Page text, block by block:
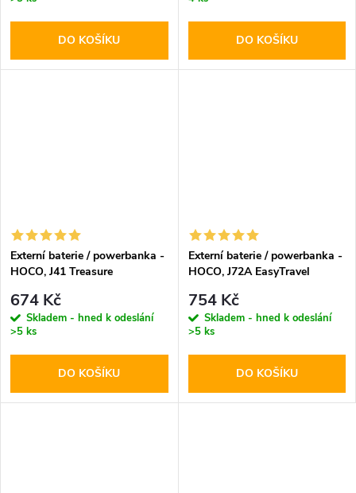
DO KOŠÍKU DO KOŠÍKU
Externí baterie / powerbanka -
HOCO, J41 Treasure
674 Kč
Skladem - hned k odeslání
>5 ks
DO KOŠÍKU
Externí baterie / powerbanka -
HOCO, J72A EasyTravel
754 Kč
Skladem - hned k odeslání
>5 ks
DO KOŠÍKU